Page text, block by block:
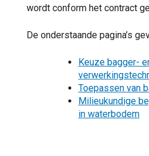
wordt conform het contract
De onderstaande pagina’s
Keuze bagger-
Toepassen van
Milieukundige
in waterbodem